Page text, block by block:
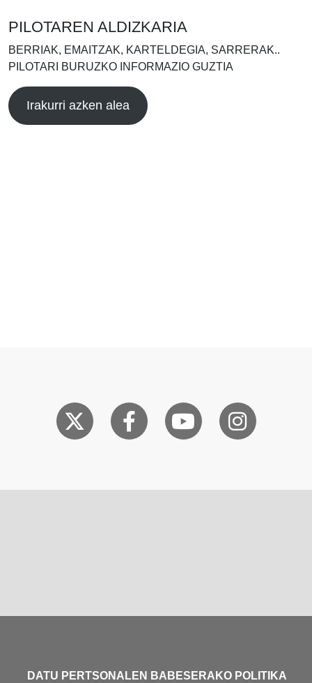
PILOTAREN ALDIZKARIA
BERRIAK, EMAITZAK, KARTELDEGIA, SARRERAK..
PILOTARI BURUZKO INFORMAZIO GUZTIA
Irakurri azken alea
DATU PERTSONALEN BABESERAKO POLITIKA